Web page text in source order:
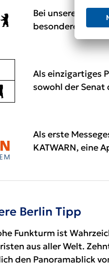
Bei unserem
besonderen
Als einzigartiges
sowohl der Senat
Als erste
KATWARN, eine
Berlin Tipp
Funkturm ist
aus aller Welt.
den Panoramablick